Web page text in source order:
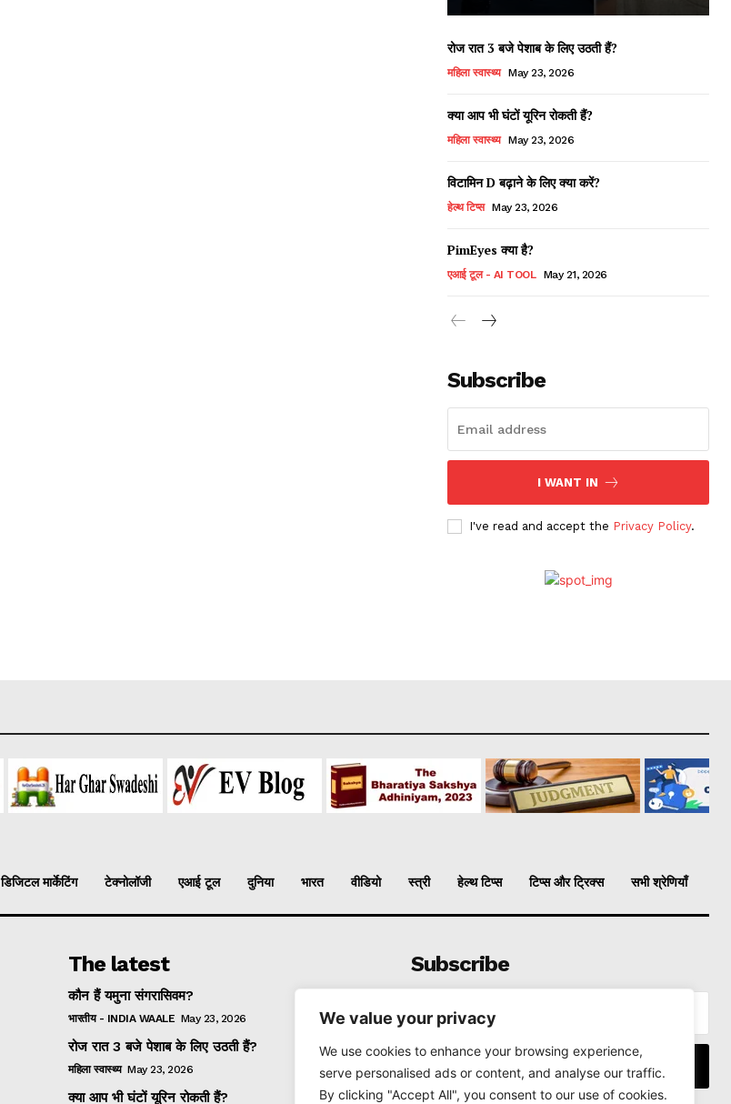
We value your privacy
We use cookies to enhance your browsing experience,
serve personalised ads or content, and analyse our traffic.
By clicking "Accept All", you consent to our use of cookies.
रोज रात 3 बजे पेशाब के लिए उठती हैं?
महिला स्वास्थ्य May 23, 2026
क्या आप भी घंटों यूरिन रोकती हैं?
महिला स्वास्थ्य May 23, 2026
विटामिन D बढ़ाने के लिए क्या करें?
हेल्थ टिप्स May 23, 2026
PimEyes क्या है?
एआई टूल - AI TOOL May 21, 2026
Subscribe
I WANT IN
I've read and accept the Privacy Policy.
डिजिटल मार्केटिंग टेक्नोलॉजी एआई टूल दुनिया भारत वीडियो स्त्री हेल्थ टिप्स टिप्स और ट्रिक्स सभी श्रेणियाँ
The latest
कौन हैं यमुना संगरासिवम?
भारतीय - INDIA WAALE May 23, 2026
रोज रात 3 बजे पेशाब के लिए उठती हैं?
महिला स्वास्थ्य May 23, 2026
क्या आप भी घंटों यूरिन रोकती हैं?
Subscribe
I WANT IN